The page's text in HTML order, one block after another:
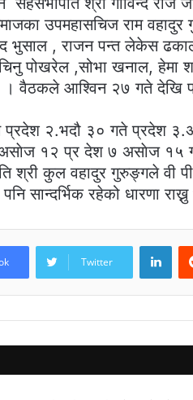
उपमहासचिज राम
भुसाल , राजन पन्त लेकेस
चिनु पोखरेल ,सोभा खनाल,
। वैठकले आश्विन २७ गते देखि
२.भदौ ३० गते प्रदेश
१२ प्र देश ७ असाेज १५
श्री कुल वहादुर गुरुङ्गले वी पी
सान्दर्भिक रहेको धारणा
Twitter